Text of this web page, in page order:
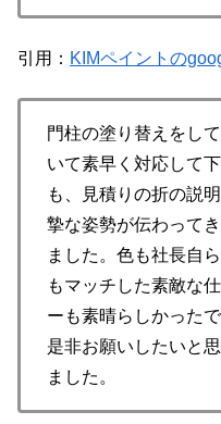
引用： KIMペイントの
門柱の塗り替えをし
いて素早く対応して
も、見積りの折の説
摯な姿勢が伝わって
ました。色も社長自
もマッチした素敵な
ーも素晴らしかった
是非お願いしたいと
ました。